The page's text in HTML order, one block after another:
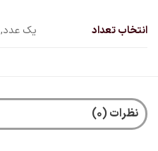
انتخاب تعداد یک عدد, 10 عدد, 30 عدد
نظرات (0)